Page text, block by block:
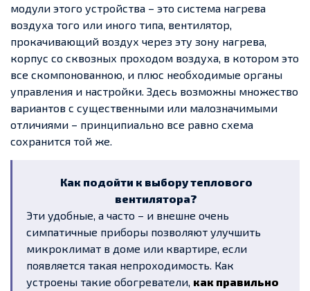
модули этого устройства – это система нагрева
воздуха того или иного типа, вентилятор,
прокачивающий воздух через эту зону нагрева,
корпус со сквозных проходом воздуха, в котором это
все скомпонованною, и плюс необходимые органы
управления и настройки. Здесь возможны множество
вариантов с существенными или малозначимыми
отличиями – принципиально все равно схема
сохранится той же.
Как подойти к выбору теплового
вентилятора?
Эти удобные, а часто – и внешне очень
симпатичные приборы позволяют улучшить
микроклимат в доме или квартире, если
появляется такая непроходимость. Как
устроены такие обогреватели, как правильно